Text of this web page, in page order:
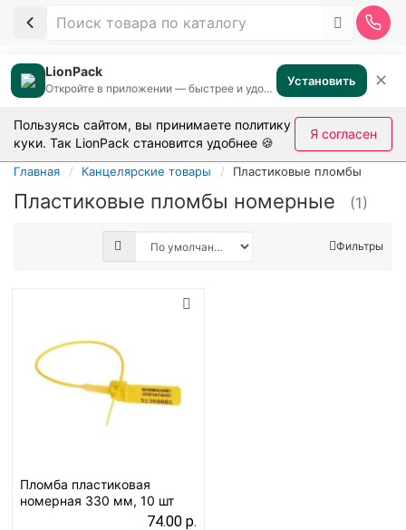
LionPack
Откройте в приложении — быстрее и удобнее Установить ✕
Пользуясь сайтом, вы принимаете политику
куки. Так LionPack становится удобнее 🍪
Я согласен
Главная Канцелярские товары Пластиковые пломбы
Пластиковые пломбы номерные (1)
Фильтры
Пломба пластиковая
номерная 330 мм, 10 шт
74.00 р.